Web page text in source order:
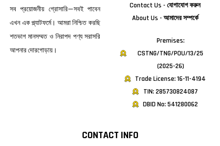
সব প্রয়োজনীয় গ্রোসারি—সবই পাবেন
এখন এক প্ল্যাটফর্মে। আমরা নিশ্চিত করছি
শতভাগ মানসম্মত ও নিরাপদ পণ্য সরাসরি
আপনার দোরগোড়ায়।
Contact Us - যোগাযোগ করুন
About Us - আমাদের সম্পর্কে
Premises:
CSTNG/TNG/POU/13/25
(2025-26)
Trade License: 16-11-4194
TIN: 285730824087
DBID No: 541280062
CONTACT INFO